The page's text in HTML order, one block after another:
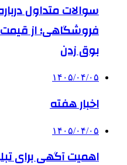
سوالات متداول
فروشگاهی؛ از
بوق زدن
۱۴۰۵/۰۴/۰۵
اخبار هفته
۱۴۰۵/۰۴/۰۵
اهمیت آگهی برای